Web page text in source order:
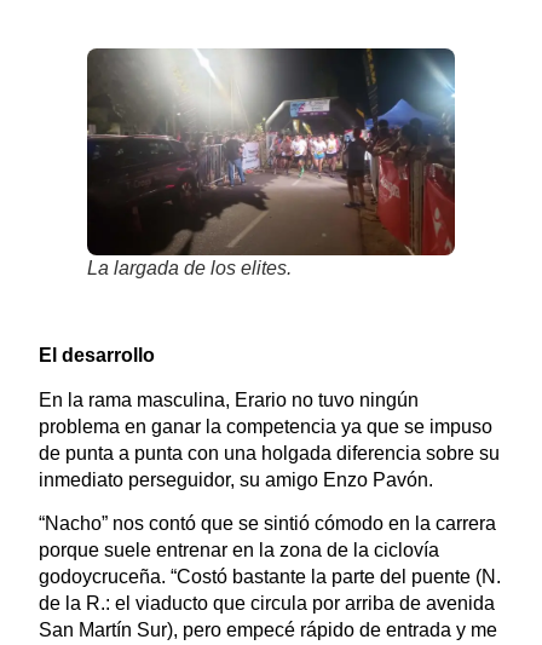
La largada de los elites.
El desarrollo
En la rama masculina, Erario no tuvo ningún
problema en ganar la competencia ya que se impuso
de punta a punta con una holgada diferencia sobre su
inmediato perseguidor, su amigo Enzo Pavón.
“Nacho” nos contó que se sintió cómodo en la carrera
porque suele entrenar en la zona de la ciclovía
godoycruceña. “Costó bastante la parte del puente (N.
de la R.: el viaducto que circula por arriba de avenida
San Martín Sur), pero empecé rápido de entrada y me